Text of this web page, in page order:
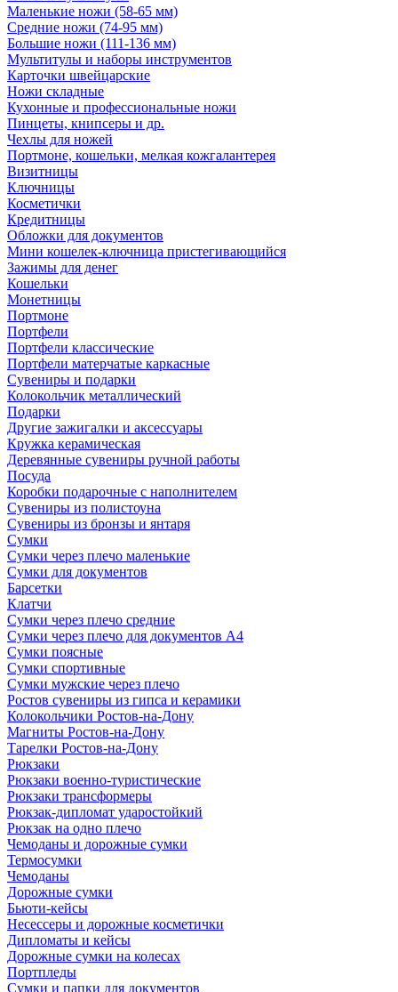
Маленькие ножи (58-65 мм)
Средние ножи (74-95 мм)
Большие ножи (111-136 мм)
Мультитулы и наборы инструментов
Карточки швейцарские
Ножи складные
Кухонные и профессиональные ножи
Пинцеты, книпсеры и др.
Чехлы для ножей
Портмоне, кошельки, мелкая кожгалантерея
Визитницы
Ключницы
Косметички
Кредитницы
Обложки для документов
Мини кошелек-ключница пристегивающийся
Зажимы для денег
Кошельки
Монетницы
Портмоне
Портфели
Портфели классические
Портфели матерчатые каркасные
Сувениры и подарки
Колокольчик металлический
Подарки
Другие зажигалки и аксессуары
Кружка керамическая
Деревянные сувениры ручной работы
Посуда
Коробки подарочные с наполнителем
Сувениры из полистоуна
Сувениры из бронзы и янтаря
Сумки
Сумки через плечо маленькие
Сумки для документов
Барсетки
Клатчи
Сумки через плечо средние
Сумки через плечо для документов А4
Сумки поясные
Сумки спортивные
Сумки мужские через плечо
Ростов сувениры из гипса и керамики
Колокольчики Ростов-на-Дону
Магниты Ростов-на-Дону
Тарелки Ростов-на-Дону
Рюкзаки
Рюкзаки военно-туристические
Рюкзаки трансформеры
Рюкзак-дипломат ударостойкий
Рюкзак на одно плечо
Чемоданы и дорожные сумки
Термосумки
Чемоданы
Дорожные сумки
Бьюти-кейсы
Несессеры и дорожные косметички
Дипломаты и кейсы
Дорожные сумки на колесах
Портпледы
Сумки и папки для документов